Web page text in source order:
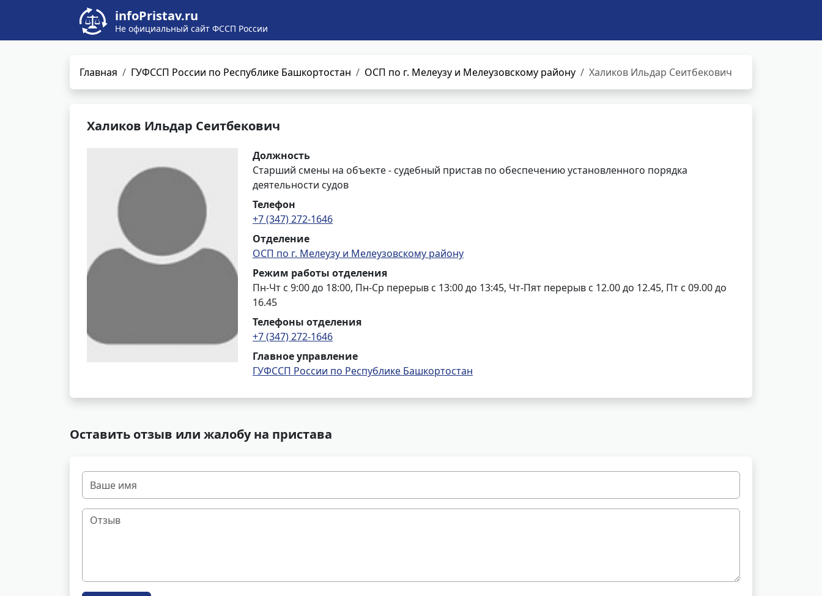
infoPristav.ru
Не официальный сайт ФССП России
Главная ГУФССП России по Республике Башкортостан ОСП по г. Мелеузу и Мелеузовскому району Халиков Ильдар Сеитбекович
Халиков Ильдар Сеитбекович
Должность
Старший смены на объекте - судебный пристав по обеспечению установленного порядка
деятельности судов
Телефон
+7 (347) 272-1646
Отделение
ОСП по г. Мелеузу и Мелеузовскому району
Режим работы отделения
Пн-Чт с 9:00 до 18:00, Пн-Ср перерыв с 13:00 до 13:45, Чт-Пят перерыв с 12.00 до 12.45, Пт с 09.00 до
16.45
Телефоны отделения
+7 (347) 272-1646
Главное управление
ГУФССП России по Республике Башкортостан
Оставить отзыв или жалобу на пристава